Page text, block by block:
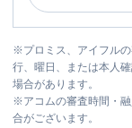
※プロミス、アイフル
行、曜日、または本人
場合があります。
※アコムの審査時間・
合がございます。